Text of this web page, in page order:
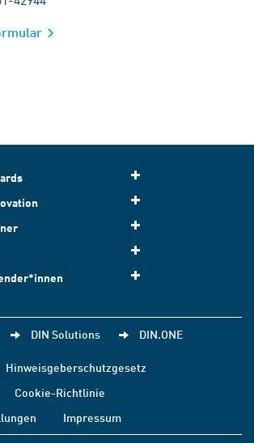
DIN Solutions DIN.ONE
Hinweisgeberschutzgesetz
Cookie-Richtlinie
Impressum